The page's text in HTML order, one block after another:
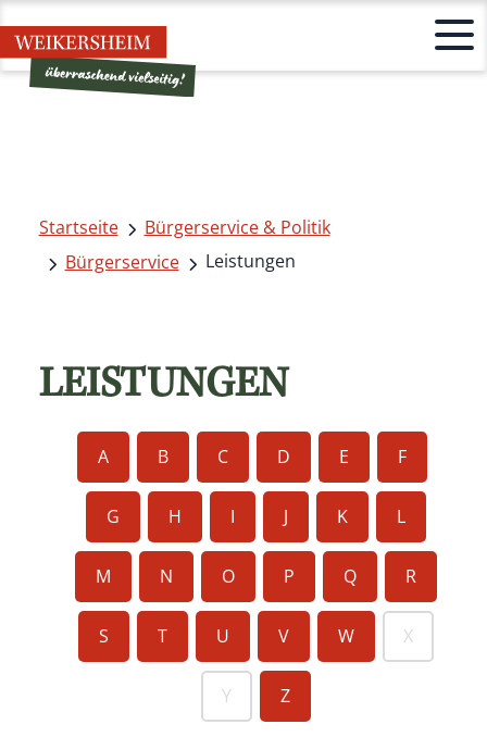
Startseite
Bürgerservice & Politik
Bürgerservice
Leistungen
LEISTUNGEN
A B C D E F
G H I J K L
M N O P Q R
S T U V W X
Y Z